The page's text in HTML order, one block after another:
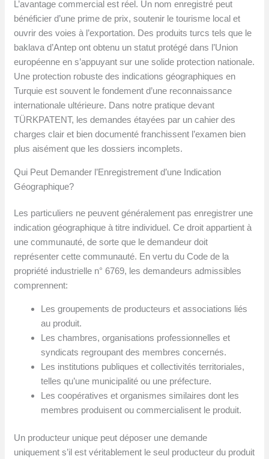
L’avantage commercial est réel. Un nom enregistré peut
bénéficier d’une prime de prix, soutenir le tourisme local et
ouvrir des voies à l’exportation. Des produits turcs tels que le
baklava d’Antep ont obtenu un statut protégé dans l’Union
européenne en s’appuyant sur une solide protection nationale.
Une protection robuste des indications géographiques en
Turquie est souvent le fondement d’une reconnaissance
internationale ultérieure. Dans notre pratique devant
TÜRKPATENT, les demandes étayées par un cahier des
charges clair et bien documenté franchissent l’examen bien
plus aisément que les dossiers incomplets.
Qui Peut Demander l’Enregistrement d’une Indication
Géographique?
Les particuliers ne peuvent généralement pas enregistrer une
indication géographique à titre individuel. Ce droit appartient à
une communauté, de sorte que le demandeur doit
représenter cette communauté. En vertu du Code de la
propriété industrielle n° 6769, les demandeurs admissibles
comprennent:
Les groupements de producteurs et associations liés
au produit.
Les chambres, organisations professionnelles et
syndicats regroupant des membres concernés.
Les institutions publiques et collectivités territoriales,
telles qu’une municipalité ou une préfecture.
Les coopératives et organismes similaires dont les
membres produisent ou commercialisent le produit.
Un producteur unique peut déposer une demande
uniquement s’il est véritablement le seul producteur du produit